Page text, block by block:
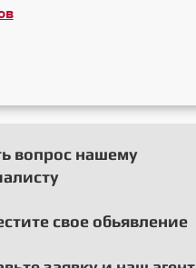
вопрос нашему
свое обьявление